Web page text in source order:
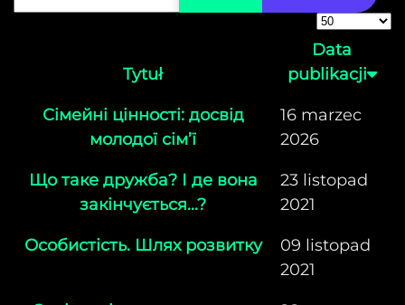
Pokaż #
Tytuł
Data
publikacji
Сімейні цінності: досвід
молодої сім’ї
16 marzec
2026
Що таке дружба? І де вона
закінчується...?
23 listopad
2021
Особистість. Шлях розвитку
09 listopad
2021